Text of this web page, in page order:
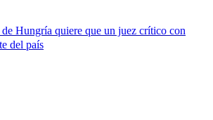
Hungría quiere que un juez crítico con
del país